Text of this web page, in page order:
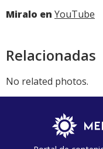
Miralo en YouTube
Relacionadas
No related photos.